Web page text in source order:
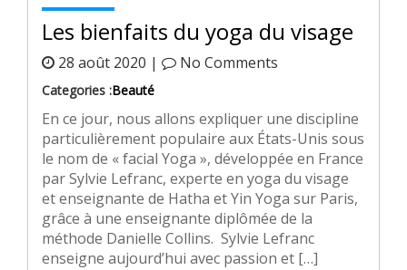
Les bienfaits du yoga du visage
28 août 2020 | No Comments
Categories :Beauté
En ce jour, nous allons expliquer une discipline
particulièrement populaire aux États-Unis sous
le nom de « facial Yoga », développée en France
par Sylvie Lefranc, experte en yoga du visage
et enseignante de Hatha et Yin Yoga sur Paris,
grâce à une enseignante diplômée de la
méthode Danielle Collins. Sylvie Lefranc
enseigne aujourd’hui avec passion et […]